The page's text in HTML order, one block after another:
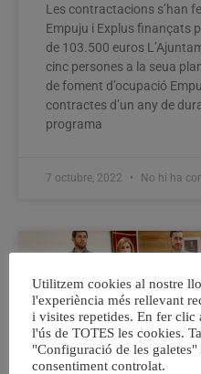
Les contractacions s’han
Empuju i Explus finançats
de 103.500 euros
cinc persones a la seua
de foment d’ocupació
contractes d’un any de
programa
7 octubre, 2022 No hi ha
Utilitzem cookies al nostre
l'experiència més rellevant
i visites repetides. En fer clic
l'ús de TOTES les cookies.
"Configuració de les
consentiment controlat.